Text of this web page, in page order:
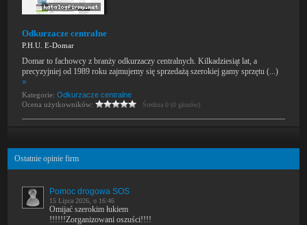
Odkurzacze centralne
P.H.U. E-Domar
Domar to fachowcy z branży odkurzaczy centralnych. Kilkadziesiąt lat, a
precyzyjniej od 1989 roku zajmujemy się sprzedażą szerokiej gamy sprzętu (...)
»
Kategorie:Odkurzacze centralne
Ocena użytkowników:
Średnia 0 (0 głosów)
Ostatnie opinie firm
Pomoc drogowa SOS
15 Lipca 2026, o 16:46
Omijać szerokim łukiem
!!!!!!Zorganizowani oszuści!!!!